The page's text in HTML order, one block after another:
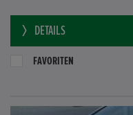
DETAILS
FAVORITEN